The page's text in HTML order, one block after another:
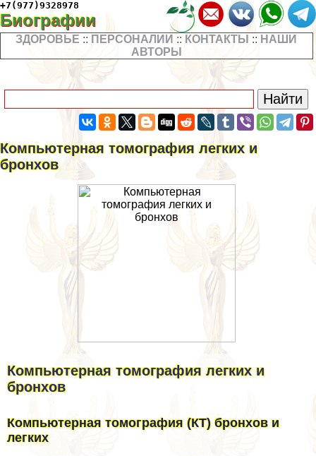
+7(977)9328978
Биографии
ЗДОРОВЬЕ :: ПЕРСОНАЛИИ :: КОНТАКТЫ :: НАШИ
АВТОРЫ
Компьютерная томография легких и
бронхов
Компьютерная томография легких и
бронхов
Компьютерная томография (КТ) бронхов и
легких